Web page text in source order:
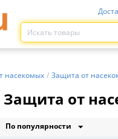
насекомых / Защита от
Защита от
По популярности